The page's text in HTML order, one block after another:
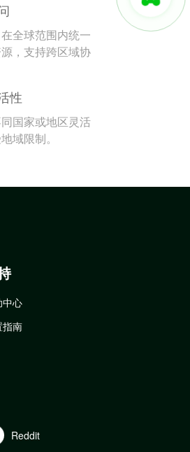
全球范围内统一
，支持跨区域协
性
国家或地区灵活
域限制。
中心
指南
Reddit